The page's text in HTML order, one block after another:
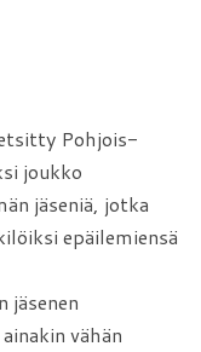
Pohjois-
joukko
jäseniä, jotka
epäilemiensä
jäsenen
vähän